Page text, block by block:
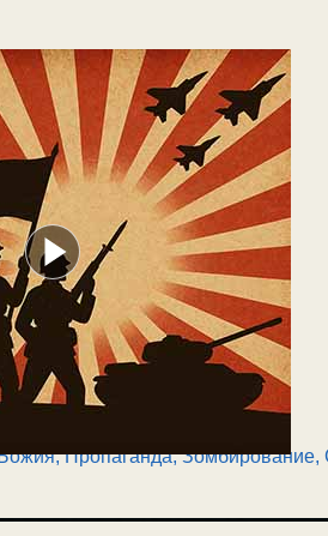
,Пропаганда, Зомбирование,